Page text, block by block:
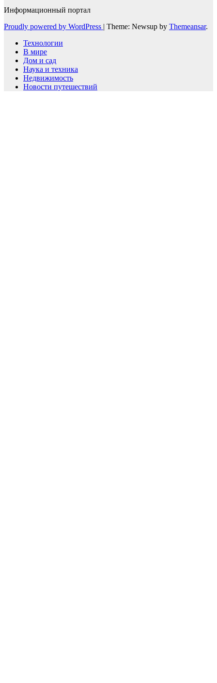
Информационный портал
Proudly powered by WordPress | Theme: Newsup by Themeansar.
Технологии
В мире
Дом и сад
Наука и техника
Недвижимость
Новости путешествий